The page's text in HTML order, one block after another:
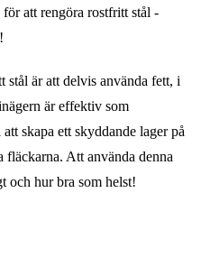
att rengöra rostfritt stål -
är att delvis använda fett, i
är effektiv som
skapa ett skyddande lager på
Att använda denna
och hur bra som helst!